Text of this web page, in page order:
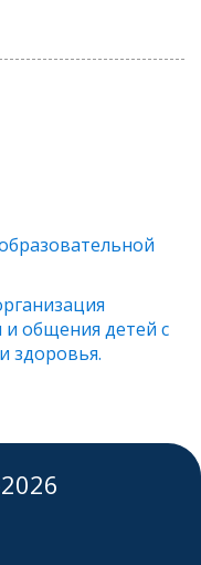
и общения детей с
здоровья.